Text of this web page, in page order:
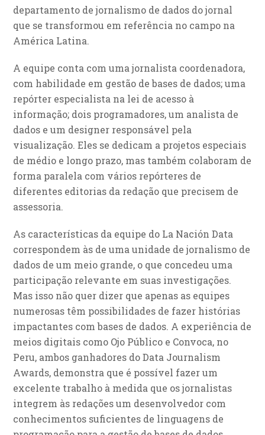
departamento de jornalismo de dados do jornal
que se transformou em referência no campo na
América Latina.
A equipe conta com uma jornalista coordenadora,
com habilidade em gestão de bases de dados; uma
repórter especialista na lei de acesso à
informação; dois programadores, um analista de
dados e um designer responsável pela
visualização. Eles se dedicam a projetos especiais
de médio e longo prazo, mas também colaboram de
forma paralela com vários repórteres de
diferentes editorias da redação que precisem de
assessoria.
As características da equipe do La Nación Data
correspondem às de uma unidade de jornalismo de
dados de um meio grande, o que concedeu uma
participação relevante em suas investigações.
Mas isso não quer dizer que apenas as equipes
numerosas têm possibilidades de fazer histórias
impactantes com bases de dados. A experiência de
meios digitais como Ojo Público e Convoca, no
Peru, ambos ganhadores do Data Journalism
Awards, demonstra que é possível fazer um
excelente trabalho à medida que os jornalistas
integrem às redações um desenvolvedor com
conhecimentos suficientes de linguagens de